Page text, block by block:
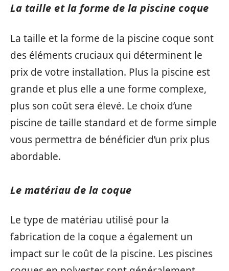
La taille et la forme de la piscine coque
La taille et la forme de la piscine coque sont
des éléments cruciaux qui déterminent le
prix de votre installation. Plus la piscine est
grande et plus elle a une forme complexe,
plus son coût sera élevé. Le choix d’une
piscine de taille standard et de forme simple
vous permettra de bénéficier d’un prix plus
abordable.
Le matériau de la coque
Le type de matériau utilisé pour la
fabrication de la coque a également un
impact sur le coût de la piscine. Les piscines